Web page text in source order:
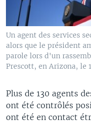
Un agent des services
alors que le président
parole lors d'un
Prescott, en Arizona, le
Plus de 130 agents
ont été contrôlés
ont été en contact